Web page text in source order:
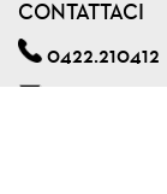
CONTATTACI
0422.210412